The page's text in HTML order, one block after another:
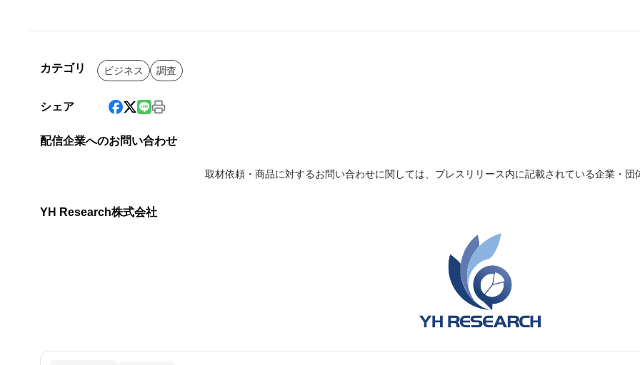
カテゴリ ビジネス 調査
シェア
配信企業へのお問い合わせ
取材依頼・商品に対するお問い合わせに関しては、プレスリリース内に記載されている企業・団
YH Research株式会社